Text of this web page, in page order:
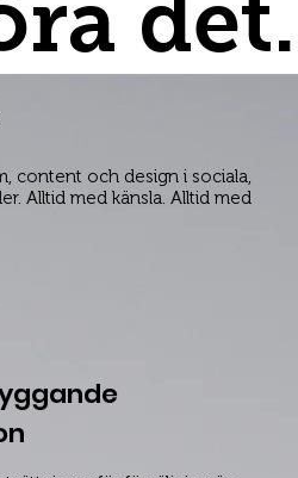
det.
content och design i sociala,
Alltid med känsla. Alltid med